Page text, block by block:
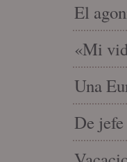
El
«Mi
Una
De